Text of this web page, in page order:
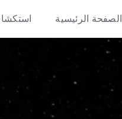
الصفحة الرئيسية